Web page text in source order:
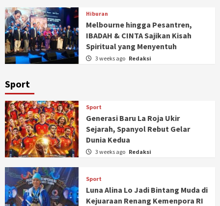
Hiburan
Melbourne hingga Pesantren,
IBADAH & CINTA Sajikan Kisah
Spiritual yang Menyentuh
3 weeks ago Redaksi
Sport
Sport
Generasi Baru La Roja Ukir
Sejarah, Spanyol Rebut Gelar
Dunia Kedua
3 weeks ago Redaksi
Sport
Luna Alina Lo Jadi Bintang Muda di
Kejuaraan Renang Kemenpora RI